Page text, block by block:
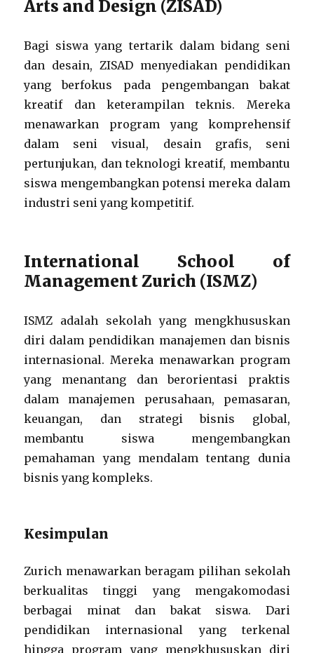
Arts and Design (ZISAD)
Bagi siswa yang tertarik dalam bidang seni
dan desain, ZISAD menyediakan pendidikan
yang berfokus pada pengembangan bakat
kreatif dan keterampilan teknis. Mereka
menawarkan program yang komprehensif
dalam seni visual, desain grafis, seni
pertunjukan, dan teknologi kreatif, membantu
siswa mengembangkan potensi mereka dalam
industri seni yang kompetitif.
International School of
Management Zurich (ISMZ)
ISMZ adalah sekolah yang mengkhususkan
diri dalam pendidikan manajemen dan bisnis
internasional. Mereka menawarkan program
yang menantang dan berorientasi praktis
dalam manajemen perusahaan, pemasaran,
keuangan, dan strategi bisnis global,
membantu siswa mengembangkan
pemahaman yang mendalam tentang dunia
bisnis yang kompleks.
Kesimpulan
Zurich menawarkan beragam pilihan sekolah
berkualitas tinggi yang mengakomodasi
berbagai minat dan bakat siswa. Dari
pendidikan internasional yang terkenal
hingga program yang mengkhususkan diri